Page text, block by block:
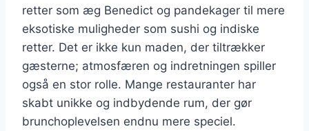
retter som æg Benedict og pandekager til mere
eksotiske muligheder som sushi og indiske
retter. Det er ikke kun maden, der tiltrækker
gæsterne; atmosfæren og indretningen spiller
også en stor rolle. Mange restauranter har
skabt unikke og indbydende rum, der gør
brunchoplevelsen endnu mere speciel.